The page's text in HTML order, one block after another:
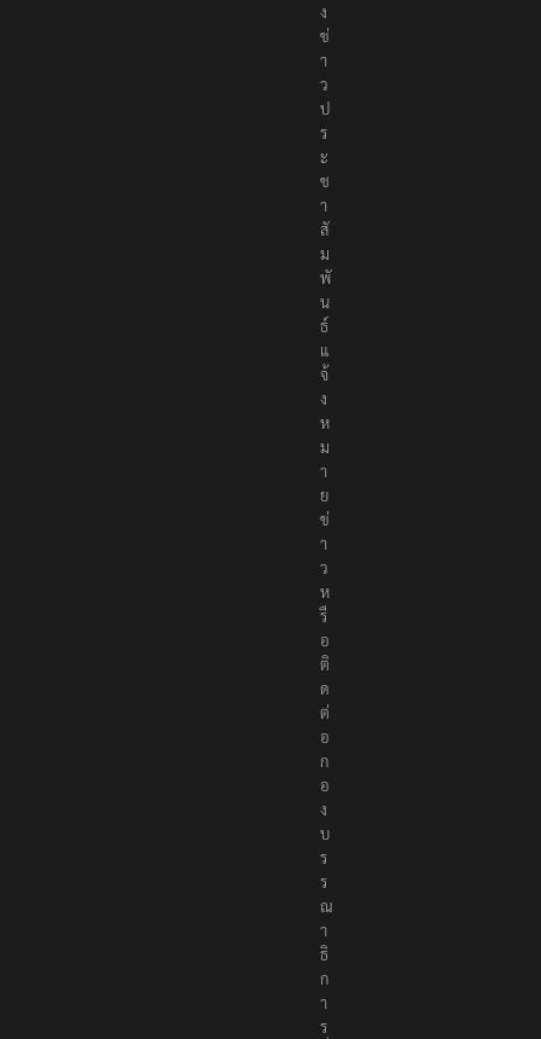
ง
ข่
า
ว
ป
ร
ะ
ช
า
สั
ม
พั
น
ธ์
แ
จ้
ง
ห
ม
า
ย
ข่
า
ว
ห
รื
อ
ติ
ด
ต่
อ
ก
อ
ง
บ
ร
ร
ณ
า
ธิ
ก
า
ร